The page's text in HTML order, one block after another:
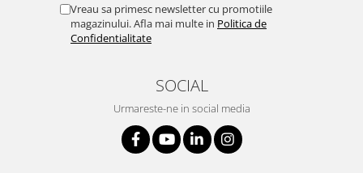
Vreau sa primesc newsletter cu promotiile
magazinului. Afla mai multe in Politica de
Confidentialitate
SOCIAL
Urmareste-ne in social media